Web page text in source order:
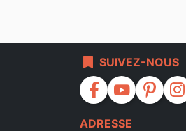
bookmark SUIVEZ-NOUS
facebook youtube pinterest instagram
ADRESSE